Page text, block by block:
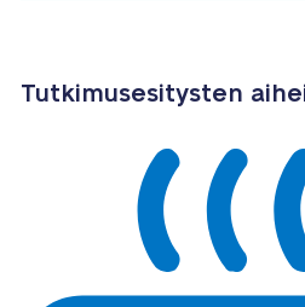
Tutkimusesitysten